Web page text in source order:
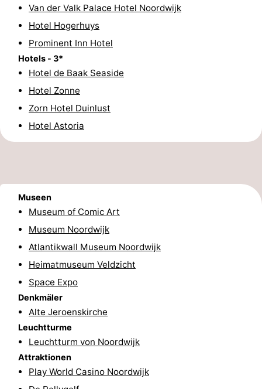
Adressen
Region
Nordholland
Natur
Duinen
aan
Bergen
Egmond
Zee
Noordhollands
duinreservaat
Wijk
Zee
Natur
Zuid-
Kennermerland
Amsterdam
Haarlem
Zandvoort
Südholland
Van der Valk Palace Hotel Noordwijk
Hotel Hogerhuys
Prominent Inn Hotel
Hotels - 3*
Hotel de Baak Seaside
Hotel Zonne
Zorn Hotel Duinlust
Hotel Astoria
Museen
Museum of Comic Art
Museum Noordwijk
Atlantikwall Museum Noordwijk
Heimatmuseum Veldzicht
Space Expo
Denkmäler
Alte Jeroenskirche
Leuchtturme
Leuchtturm von Noordwijk
Attraktionen
Play World Casino Noordwijk